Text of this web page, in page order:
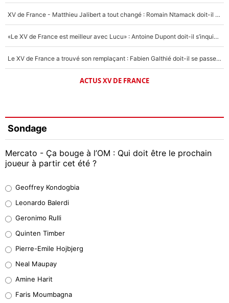
XV de France - Matthieu Jalibert a tout changé : Romain Ntamack doit-il s’inquiéter pour sa place à un an de la Coupe du monde ?
«Le XV de France est meilleur avec Lucu» : Antoine Dupont doit-il s’inquiéter pour sa place ?
Le XV de France a trouvé son remplaçant : Fabien Galthié doit-il se passer d'Antoine Dupont ?
ACTUS XV DE FRANCE
Sondage
Mercato - Ça bouge à l’OM : Qui doit être le prochain
joueur à partir cet été ?
38%
32%
5%
1%
Geoffrey Kondogbia
Leonardo Balerdi
Geronimo Rulli
Quinten Timber
Pierre-Emile Hojbjerg
Neal Maupay
Amine Harit
Faris Moumbagna